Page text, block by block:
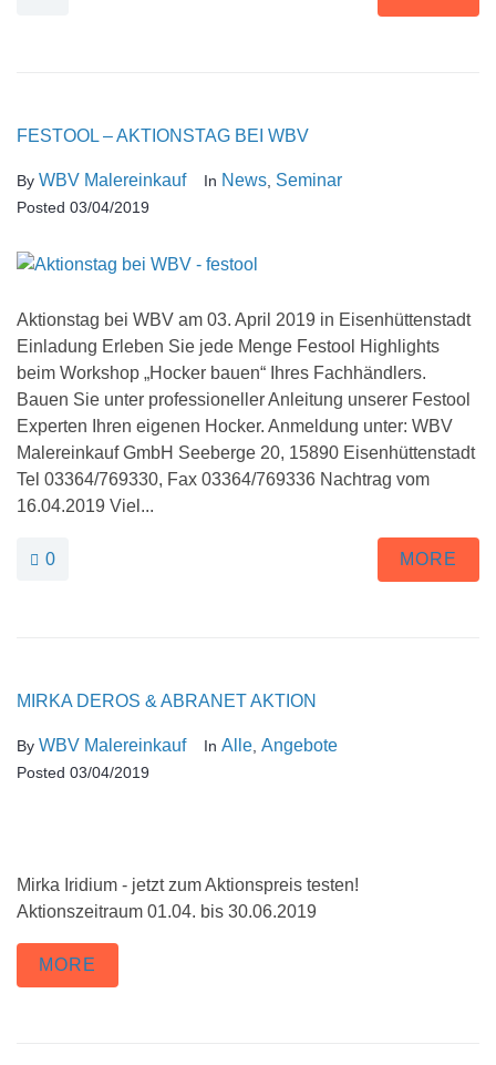
FESTOOL – AKTIONSTAG BEI WBV
By WBV Malereinkauf In News Seminar
Posted 03/04/2019
Aktionstag bei WBV am 03. April 2019 in Eisenhüttenstadt
Einladung Erleben Sie jede Menge Festool Highlights
beim Workshop „Hocker bauen“ Ihres Fachhändlers.
Bauen Sie unter professioneller Anleitung unserer Festool
Experten Ihren eigenen Hocker. Anmeldung unter: WBV
Malereinkauf GmbH Seeberge 20, 15890 Eisenhüttenstadt
Tel 03364/769330, Fax 03364/769336 Nachtrag vom
16.04.2019 Viel...
0 MORE
MIRKA DEROS & ABRANET AKTION
By WBV Malereinkauf In Alle Angebote
Posted 03/04/2019
Mirka Iridium - jetzt zum Aktionspreis testen!
Aktionszeitraum 01.04. bis 30.06.2019
MORE